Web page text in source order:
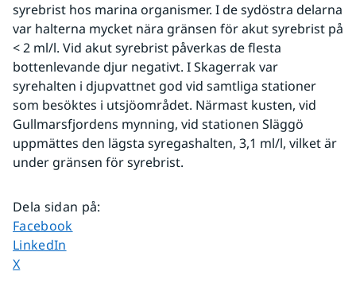
syrebrist hos marina organismer. I de sydöstra delarna
var halterna mycket nära gränsen för akut syrebrist på
< 2 ml/l. Vid akut syrebrist påverkas de flesta
bottenlevande djur negativt. I Skagerrak var
syrehalten i djupvattnet god vid samtliga stationer
som besöktes i utsjöområdet. Närmast kusten, vid
Gullmarsfjordens mynning, vid stationen Släggö
uppmättes den lägsta syregashalten, 3,1 ml/l, vilket är
under gränsen för syrebrist.
Dela sidan på:
Dela sidan på
Facebook
Dela sidan på
LinkedIn
Dela sidan på
X